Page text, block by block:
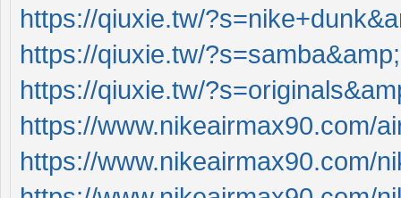
https://qiuxie.tw/
https://qiuxie.tw/
https://qiuxie.tw/
https://www.nikeairmax90.com/
https://www.nikeairmax90.com/